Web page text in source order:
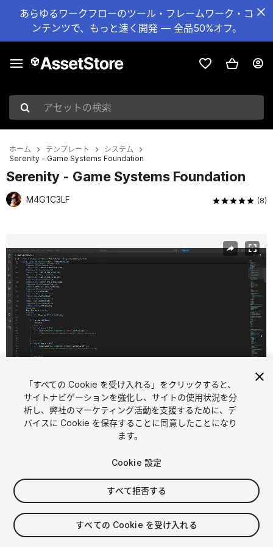
あらゆるワークフローのツール・フレームワーク・コ
ンテンツで、もっと速く開発 — 全品50%オフ。
アセットの検索
ホーム テンプレート
システム
Serenity - Game Systems Foundation
Serenity - Game Systems Foundation
M4G1C3LF (8)
1/ 18
$60
消費税は決済時に計算されます
「すべての Cookie を受け入れる」をクリックすると、
サイトナビゲーションを強化し、サイトの使用状況を分
析し、弊社のマーケティング活動を支援するために、デ
バイスに Cookie を保存することに同意したことになり
ます。
Cookie 設定
すべて拒否する
すべての Cookie を受け入れる